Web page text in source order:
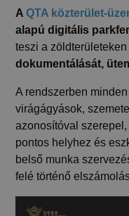
AQTA közterület-
alapú digitális
teszi a
dokumentálását,
A rendszerben
virágágyások,
azonosítóval
pontos helyhez és
belső munka
felé történő